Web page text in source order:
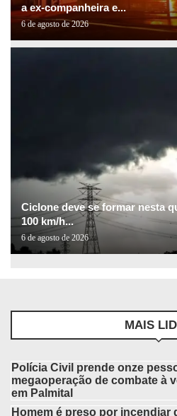
a ex-companheira e...
6 de agosto de 2026
Ciclone deve se formar nesta
100 km/h...
6 de agosto de 2026
MAIS
Polícia Civil prende onze
megaoperação de combate à
em Palmital
Homem é preso por incendiar